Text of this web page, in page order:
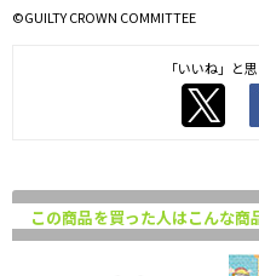
©GUILTY CROWN COMMITTEE
「いいね」と
この商品を買った人はこんな商